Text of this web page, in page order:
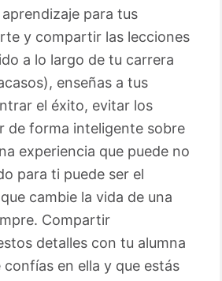
para tus
y compartir las lecciones
a lo largo de tu carrera
enseñas a tus
el éxito, evitar los
de forma inteligente sobre
experiencia que puede no
para ti puede ser el
cambie la vida de una
Compartir
detalles con tu alumna
en ella y que estás